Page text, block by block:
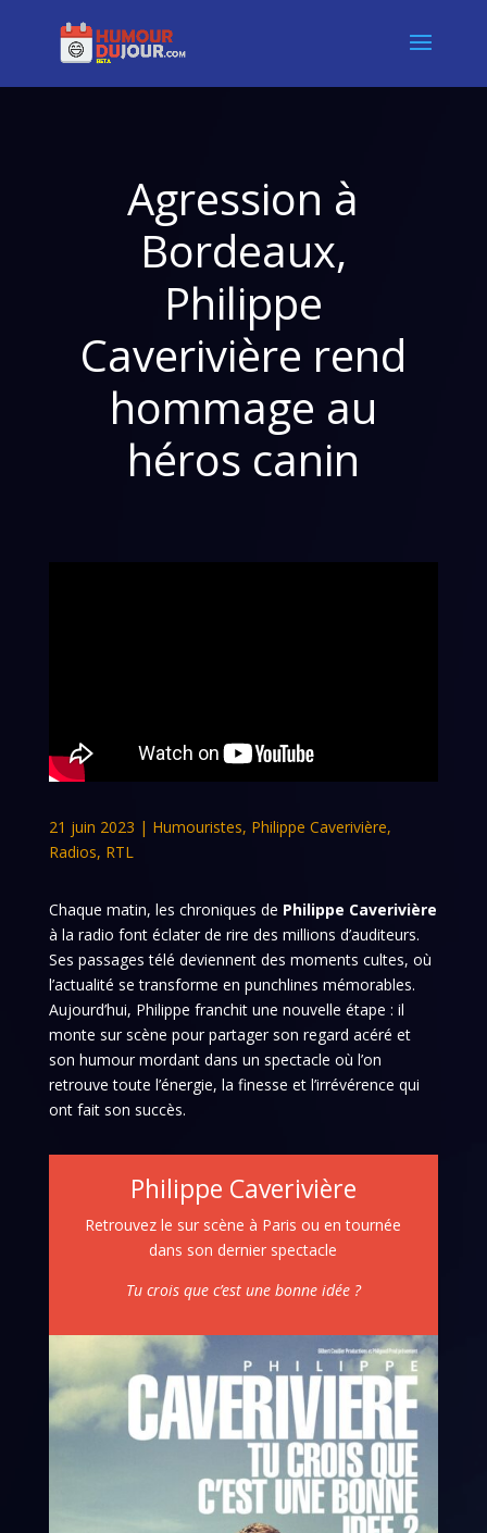
Agression à
Bordeaux,
Philippe
Caverivière rend
hommage au
héros canin
21 juin 2023 | Humouristes, Philippe Caverivière,
Radios, RTL
Chaque matin, les chroniques de Philippe Caverivière
à la radio font éclater de rire des millions d’auditeurs.
Ses passages télé deviennent des moments cultes, où
l’actualité se transforme en punchlines mémorables.
Aujourd’hui, Philippe franchit une nouvelle étape : il
monte sur scène pour partager son regard acéré et
son humour mordant dans un spectacle où l’on
retrouve toute l’énergie, la finesse et l’irrévérence qui
ont fait son succès.
Philippe Caverivière
Retrouvez le sur scène à Paris ou en tournée
dans son dernier spectacle
Tu crois que c’est une bonne idée ?